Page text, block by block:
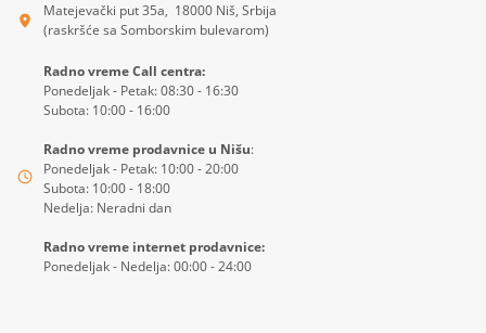
Matejevački put 35a, 18000 Niš, Srbija
(raskršće sa Somborskim bulevarom)
Radno vreme Call centra:
Ponedeljak - Petak: 08:30 - 16:30
Subota: 10:00 - 16:00
Radno vreme prodavnice u Nišu:
Ponedeljak - Petak: 10:00 - 20:00
Subota: 10:00 - 18:00
Nedelja: Neradni dan
Radno vreme internet prodavnice:
Ponedeljak - Nedelja: 00:00 - 24:00